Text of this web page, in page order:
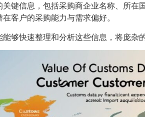
键信息，包括采购商企业名称、所
客户的采购能力与需求偏好。
够快速整理和分析这些信息，将庞杂